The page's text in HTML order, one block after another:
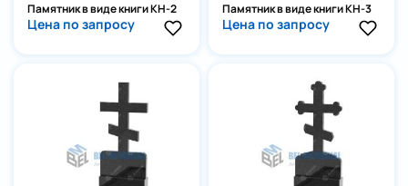
Памятник в виде книги КН-2
Цена по запросу
Памятник в виде книги КН-3
Цена по запросу